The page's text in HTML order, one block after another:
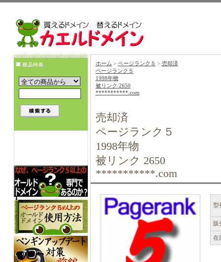
ホーム > ページランク５ > 売却済
ページランク５
1998年物
被リンク 2650
***********.com
売却済
ページランク５
1998年物
被リンク 2650
***********.com
型
販
在